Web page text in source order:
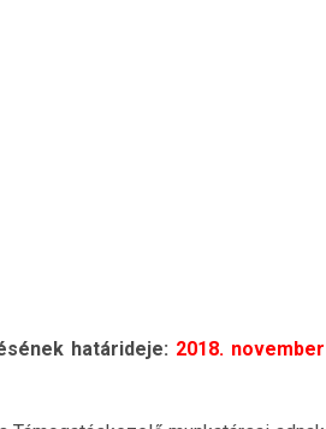
határideje: 2018. november